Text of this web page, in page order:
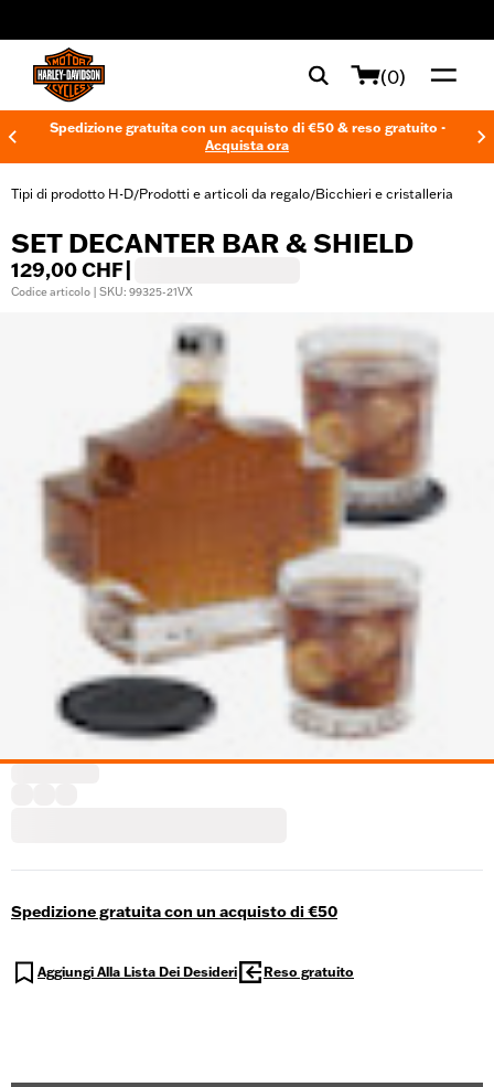
(0)
Spedizione gratuita con un acquisto di €50 & reso gratuito -
Acquista ora
Tipi di prodotto H-D/Prodotti e articoli da regalo/Bicchieri e cristalleria
SET DECANTER BAR & SHIELD
129,00 CHF
Codice articolo | SKU: 99325-21VX
Spedizione gratuita con un acquisto di €50
Aggiungi Alla Lista Dei Desideri Reso gratuito